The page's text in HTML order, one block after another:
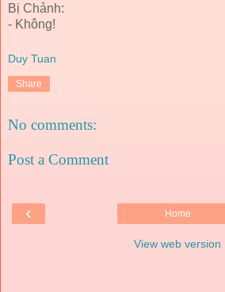
Bị Chảnh:
- Không!
Duy Tuan
Share
No comments:
Post a Comment
‹ Home
View web version